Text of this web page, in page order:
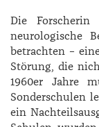
Die Forscherin
neurologische
betrachten –
Störung, die
1960er Jahre
Sonderschulen
ein